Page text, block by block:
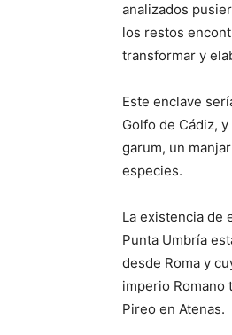
analizados
los restos
transformar y
Este enclave
Golfo de Cádiz,
garum, un
especies.
La existencia de
Punta Umbría
desde Roma y
imperio Romano
Pireo en Atenas.